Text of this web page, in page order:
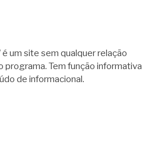
um site sem qualquer relação
programa. Tem função informativa
de informacional.